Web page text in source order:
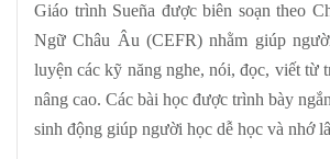
Giáo trình Sueña được biên soạn theo
Ngữ Châu Âu (CEFR) nhằm giúp
luyện các kỹ năng nghe, nói, đọc, viết từ
nâng cao. Các bài học được trình bày
sinh động giúp người học dễ học và nhớ